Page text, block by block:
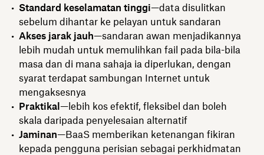
Standard keselamatan tinggi—data disulitkan
sebelum dihantar ke pelayan untuk sandaran
Akses jarak jauh—sandaran awan menjadikannya
lebih mudah untuk memulihkan fail pada bila-bila
masa dan di mana sahaja ia diperlukan, dengan
syarat terdapat sambungan Internet untuk
mengaksesnya
Praktikal—lebih kos efektif, fleksibel dan boleh
skala daripada penyelesaian alternatif
Jaminan—BaaS memberikan ketenangan fikiran
kepada pengguna perisian sebagai perkhidmatan